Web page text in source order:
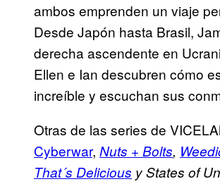
ambos emprenden un viaje
Desde Japón hasta Brasil,
derecha ascendente en
Ellen e Ian descubren cómo
increíble y escuchan sus
Otras de las series de
Cyberwar, Nuts + Bolts,
That´s Delicious y States of